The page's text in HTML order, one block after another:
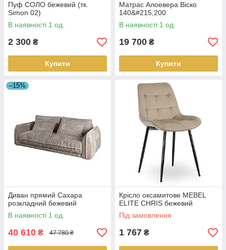
Пуф СОЛО бежевий (тк.
Simon 02)
В наявності 1 од.
2 300 ₴
Купити
Матрас Алоевера Віско
140&#215;200
В наявності 1 од.
19 700 ₴
Купити
–15%
Диван прямий Сахара
розкладний бежевий
В наявності 1 од.
40 610 ₴ 47 780 ₴
Крісло оксамитове MEBEL
ELITE CHRIS бежевий
Під замовлення
1 767 ₴